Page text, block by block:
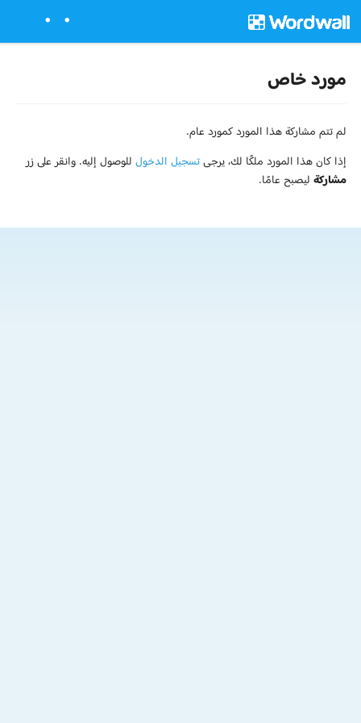
مورد خاص
لم تتم مشاركة هذا المورد كمورد عام.
إذا كان هذا المورد ملكًا لك، يرجى تسجيل الدخولللوصول إليه. وانقر على زر
مشاركةليصبح عامًا.